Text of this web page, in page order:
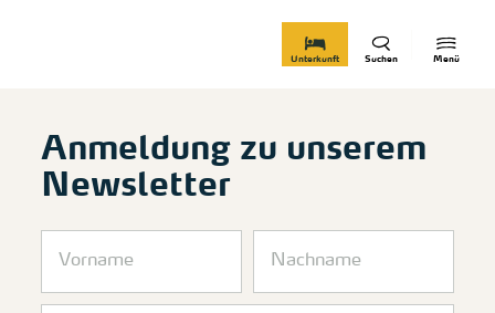
Menü
Suchen
Unterkunft
Anmeldung zu unserem
Newsletter